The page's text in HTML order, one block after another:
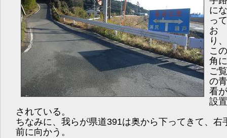
にな
って
お
り、
この
角に
ご覧
の青
看が
設置
されている。
ちなみに、我らが県道391は奥から下ってきて、右
前に向かう。